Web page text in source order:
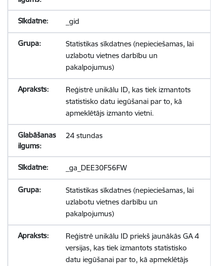
_gid
Statistikas sīkdatnes (nepieciešamas, lai
uzlabotu vietnes darbību un
pakalpojumus)
Reģistrē unikālu ID, kas tiek izmantots
statistisko datu iegūšanai par to, kā
apmeklētājs izmanto vietni.
24 stundas
_ga_DEE30F56FW
Statistikas sīkdatnes (nepieciešamas, lai
uzlabotu vietnes darbību un
pakalpojumus)
Reģistrē unikālu ID priekš jaunākās GA 4
versijas, kas tiek izmantots statistisko
datu iegūšanai par to, kā apmeklētājs